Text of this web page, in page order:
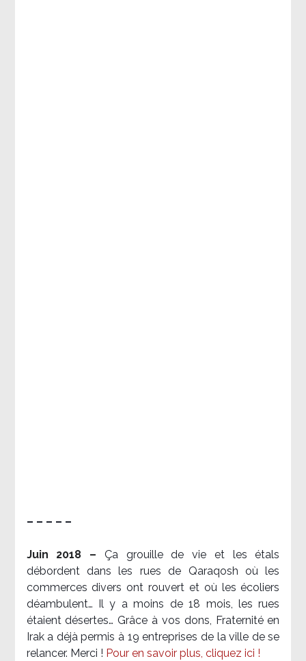
– – – – –
Juin 2018 – Ça grouille de vie et les étals
débordent dans les rues de Qaraqosh où les
commerces divers ont rouvert et où les écoliers
déambulent… Il y a moins de 18 mois, les rues
étaient désertes… Grâce à vos dons, Fraternité en
Irak a déjà permis à 19 entreprises de la ville de se
relancer. Merci ! Pour en savoir plus, cliquez ici !